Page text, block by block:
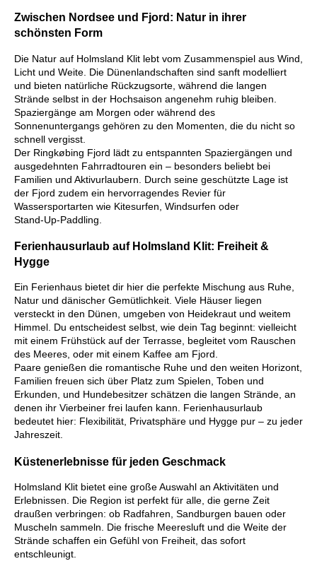
Zwischen Nordsee und Fjord: Natur in ihrer
schönsten Form
Die Natur auf Holmsland Klit lebt vom Zusammenspiel aus Wind,
Licht und Weite. Die Dünenlandschaften sind sanft modelliert
und bieten natürliche Rückzugsorte, während die langen
Strände selbst in der Hochsaison angenehm ruhig bleiben.
Spaziergänge am Morgen oder während des
Sonnenuntergangs gehören zu den Momenten, die du nicht so
schnell vergisst.
Der Ringkøbing Fjord lädt zu entspannten Spaziergängen und
ausgedehnten Fahrradtouren ein – besonders beliebt bei
Familien und Aktivurlaubern. Durch seine geschützte Lage ist
der Fjord zudem ein hervorragendes Revier für
Wassersportarten wie Kitesurfen, Windsurfen oder
Stand‑Up‑Paddling.
Ferienhausurlaub auf Holmsland Klit: Freiheit &
Hygge
Ein Ferienhaus bietet dir hier die perfekte Mischung aus Ruhe,
Natur und dänischer Gemütlichkeit. Viele Häuser liegen
versteckt in den Dünen, umgeben von Heidekraut und weitem
Himmel. Du entscheidest selbst, wie dein Tag beginnt: vielleicht
mit einem Frühstück auf der Terrasse, begleitet vom Rauschen
des Meeres, oder mit einem Kaffee am Fjord.
Paare genießen die romantische Ruhe und den weiten Horizont,
Familien freuen sich über Platz zum Spielen, Toben und
Erkunden, und Hundebesitzer schätzen die langen Strände, an
denen ihr Vierbeiner frei laufen kann. Ferienhausurlaub
bedeutet hier: Flexibilität, Privatsphäre und Hygge pur – zu jeder
Jahreszeit.
Küstenerlebnisse für jeden Geschmack
Holmsland Klit bietet eine große Auswahl an Aktivitäten und
Erlebnissen. Die Region ist perfekt für alle, die gerne Zeit
draußen verbringen: ob Radfahren, Sandburgen bauen oder
Muscheln sammeln. Die frische Meeresluft und die Weite der
Strände schaffen ein Gefühl von Freiheit, das sofort
entschleunigt.